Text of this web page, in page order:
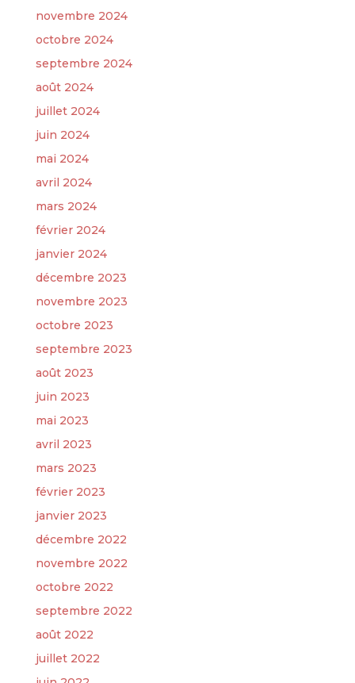
novembre 2024
octobre 2024
septembre 2024
août 2024
juillet 2024
juin 2024
mai 2024
avril 2024
mars 2024
février 2024
janvier 2024
décembre 2023
novembre 2023
octobre 2023
septembre 2023
août 2023
juin 2023
mai 2023
avril 2023
mars 2023
février 2023
janvier 2023
décembre 2022
novembre 2022
octobre 2022
septembre 2022
août 2022
juillet 2022